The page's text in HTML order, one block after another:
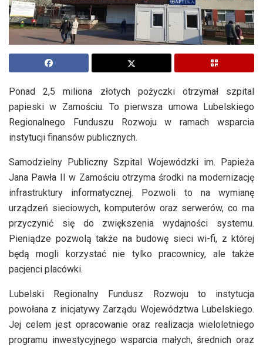
Ponad 2,5 miliona złotych pożyczki otrzymał szpital
papieski w Zamościu. To pierwsza umowa Lubelskiego
Regionalnego Funduszu Rozwoju w ramach wsparcia
instytucji finansów publicznych.
Samodzielny Publiczny Szpital Wojewódzki im. Papieża
Jana Pawła II w Zamościu otrzyma środki na modernizację
infrastruktury informatycznej. Pozwoli to na wymianę
urządzeń sieciowych, komputerów oraz serwerów, co ma
przyczynić się do zwiększenia wydajności systemu.
Pieniądze pozwolą także na budowę sieci wi-fi, z której
będą mogli korzystać nie tylko pracownicy, ale także
pacjenci placówki.
Lubelski Regionalny Fundusz Rozwoju to instytucja
powołana z inicjatywy Zarządu Województwa Lubelskiego.
Jej celem jest opracowanie oraz realizacja wieloletniego
programu inwestycyjnego wsparcia małych, średnich oraz